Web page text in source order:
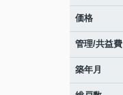
価格
管理/共益費
築年月